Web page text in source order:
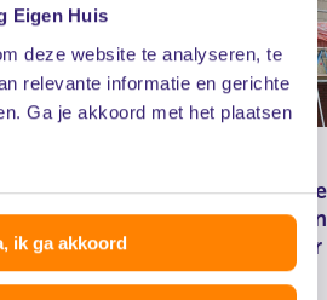
Eigen Huis
deze website te analyseren, te
relevante informatie en gerichte
Ga je akkoord met het plaatsen
ik ga akkoord
euro’s
Grote
maken
duurder